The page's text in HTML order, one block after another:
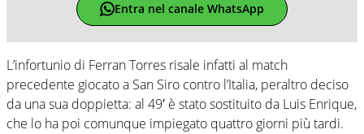
Entra nel canale WhatsApp
L’infortunio di Ferran Torres risale infatti al match
precedente giocato a San Siro contro l’Italia, peraltro deciso
da una sua doppietta: al 49′ è stato sostituito da Luis Enrique,
che lo ha poi comunque impiegato quattro giorni più tardi.